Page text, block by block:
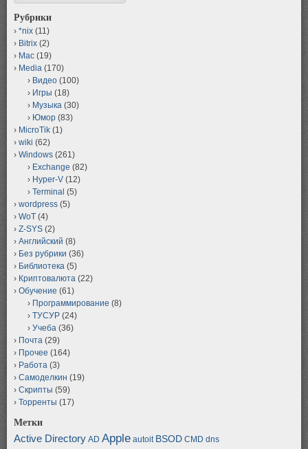
Рубрики
*nix (11)
Bitrix (2)
Mac (19)
Media (170)
Видео (100)
Игры (18)
Музыка (30)
Юмор (83)
MicroTik (1)
wiki (62)
Windows (261)
Exchange (82)
Hyper-V (12)
Terminal (5)
wordpress (5)
WoT (4)
Z-SYS (2)
Английский (8)
Без рубрики (36)
Библиотека (5)
Криптовалюта (22)
Обучение (61)
Программирование (8)
ТУСУР (24)
Учеба (36)
Почта (29)
Прочее (164)
Работа (3)
Самоделкин (19)
Скрипты (59)
Торренты (17)
Метки
Active Directory AD Apple autoit BSOD CMD dns